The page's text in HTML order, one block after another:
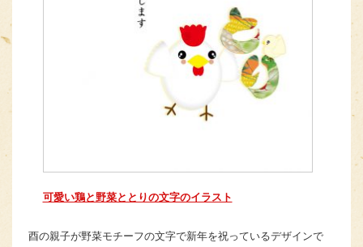
可愛い鶏と野菜ととりの文字のイラスト
酉の親子が野菜モチーフの文字で新年を祝っているデザインで